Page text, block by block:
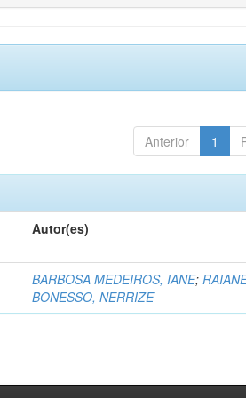
Anterior 1
Autor(es)
BARBOSA MEDEIROS, IANE;
BONESSO, NERRIZE